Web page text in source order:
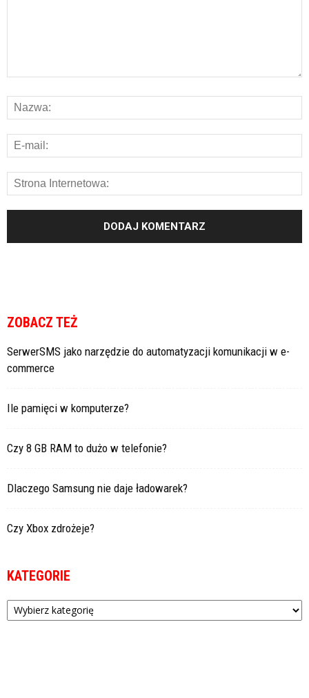
ZOBACZ TEŻ
SerwerSMS jako narzędzie do automatyzacji komunikacji w e-
commerce
Ile pamięci w komputerze?
Czy 8 GB RAM to dużo w telefonie?
Dlaczego Samsung nie daje ładowarek?
Czy Xbox zdrożeje?
KATEGORIE
Kategorie